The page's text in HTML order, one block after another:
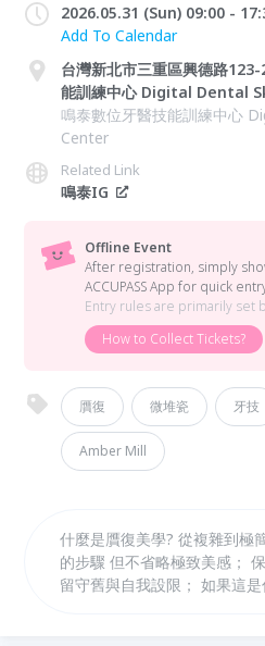
2026.05.31 (Sun) 09:00 -
Add To Calendar
台灣新北市三重區興德路
能訓練中心 Digital Dental
鳴泰數位牙醫技能訓練中心
Center
Related Link
鳴泰IG
Offline Event
After registration, simply
ACCUPASS App for quick
Entry rules are primarily set
How to Collect Tickets?
贋復 微堆瓷 牙技
Amber Mill
什麼是贋復美學? 從複雜到極
的步驟 但不省略極致美感；
留守舊與自我設限； 如果這